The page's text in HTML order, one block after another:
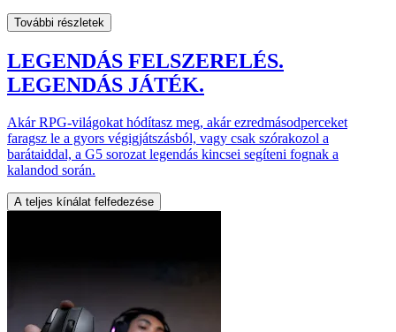
További részletek
LEGENDÁS FELSZERELÉS.
LEGENDÁS JÁTÉK.
Akár RPG-világokat hódítasz meg, akár ezredmásodperceket
faragsz le a gyors végigjátszásból, vagy csak szórakozol a
barátaiddal, a G5 sorozat legendás kincsei segíteni fognak a
kalandod során.
A teljes kínálat felfedezése